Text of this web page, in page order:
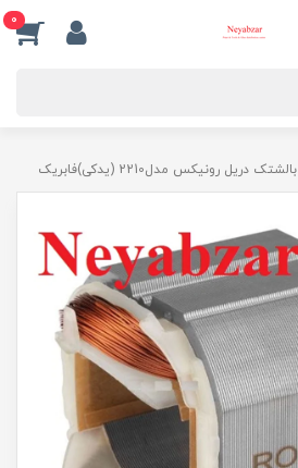
0
بالشتک دریل رونیکس مدل2210 (یدکی)فابریک